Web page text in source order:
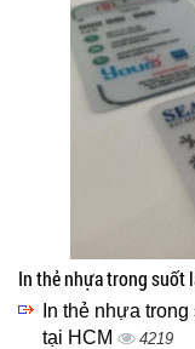
In thẻ nhựa trong suốt
In thẻ nhựa
tại HCM
4219